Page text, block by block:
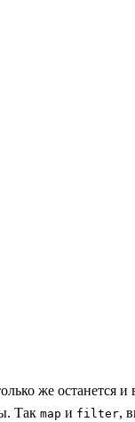
же останется
Так map и filter,